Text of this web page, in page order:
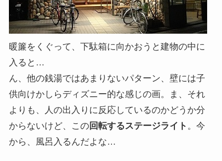
暖簾をくぐって、下駄箱に向かおうと建物の中に
入ると…
ん、他の銭湯ではあまりないパターン、壁には子
供向けかしらディズニー的な感じの画。ま、それ
よりも、人の出入りに反応しているのかどうか分
からないけど、この回転するステージライト 。今
から、風呂入るんだよな…